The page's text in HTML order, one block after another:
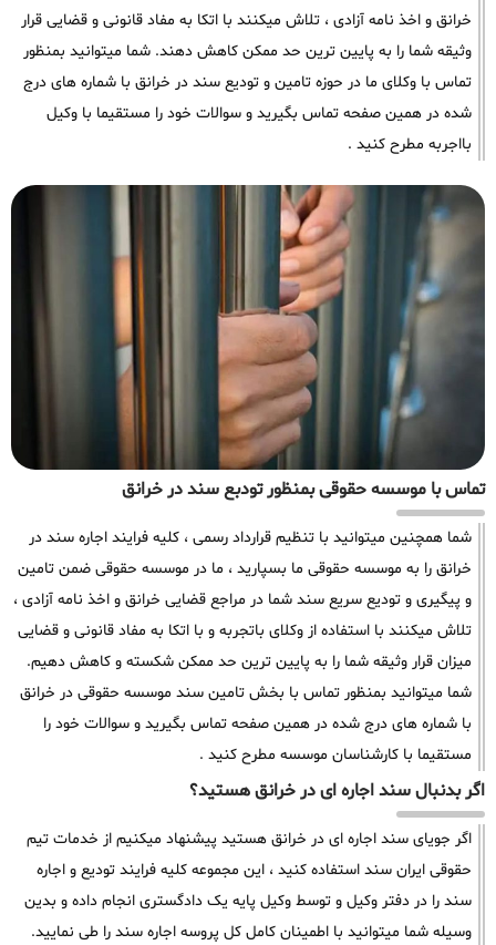
خرانق و اخذ نامه آزادی ، تلاش میکنند با اتکا به مفاد قانونی و قضایی قرار
وثیقه شما را به پایین ترین حد ممکن کاهش دهند. شما میتوانید بمنظور
تماس با وکلای ما در حوزه تامین و تودیع سند در خرانق با شماره های درج
شده در همین صفحه تماس بگیرید و سوالات خود را مستقیما با وکیل
بااجربه مطرح کنید .
تماس با موسسه حقوقی بمنظور تودبع سند در خرانق
شما همچنین میتوانید با تنظیم قرارداد رسمی ، کلیه فرایند اجاره سند در
خرانق را به موسسه حقوقی ما بسپارید ، ما در موسسه حقوقی ضمن تامین
و پیگیری و تودیع سریع سند شما در مراجع قضایی خرانق و اخذ نامه آزادی ،
تلاش میکنند با استفاده از وکلای باتجربه و با اتکا به مفاد قانونی و قضایی
میزان قرار وثیقه شما را به پایین ترین حد ممکن شکسته و کاهش دهیم.
شما میتوانید بمنظور تماس با بخش تامین سند موسسه حقوقی در خرانق
با شماره های درج شده در همین صفحه تماس بگیرید و سوالات خود را
مستقیما با کارشناسان موسسه مطرح کنید .
اگر بدنبال سند اجاره ای در خرانق هستید؟
اگر جویای سند اجاره ای در خرانق هستید پیشنهاد میکنیم از خدمات تیم
حقوقی ایران سند استفاده کنید ، این مجموعه کلیه فرایند تودیع و اجاره
سند را در دفتر وکیل و توسط وکیل پایه یک دادگستری انجام داده و بدین
وسیله شما میتوانید با اطمینان کامل کل پروسه اجاره سند را طی نمایید.